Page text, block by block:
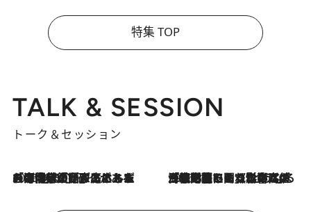
特集 TOP
TALK & SESSION
トーク＆セッション
2026.8.3
「今後値上げがあるとすれば…」「リスクがあるのは今年の冬」エネルギー専門家が語る、ホルムズ海峡封鎖が家庭にもたらす“ある心配” 2026.8.3
「住宅建てられない…」「サーチャージ料の高値が続いている」ホルムズ海峡封鎖による影響はいつまで続く？《エネルギー専門家に聞く“どうなる日本の暮らし”》